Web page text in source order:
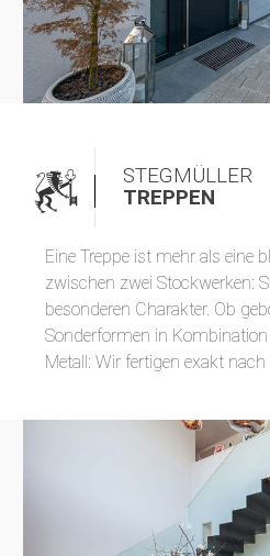
STEGMÜLLER
TREPPEN
Eine Treppe ist mehr als eine
zwischen zwei Stockwerken:
besonderen Charakter. Ob
Sonderformen in
Metall: Wir fertigen exakt